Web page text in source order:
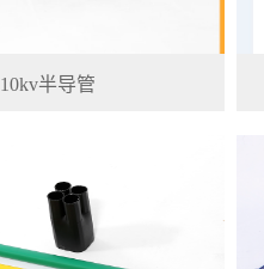
10kv半导管